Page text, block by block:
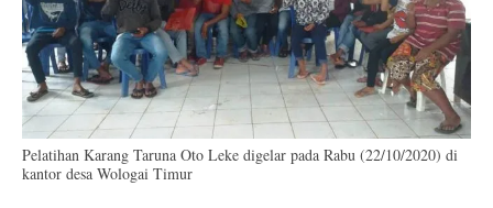
Pelatihan Karang Taruna Oto Leke digelar pada Rabu (22/10/2020) di
kantor desa Wologai Timur